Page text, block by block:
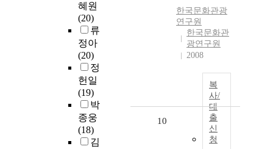
혜원
(20)
류
정아
(20)
정
헌일
(19)
박
종웅
(18)
김
한국문화관광
연구원
한국문화관
광연구원
2008
복
사/
대
출
신
청
10